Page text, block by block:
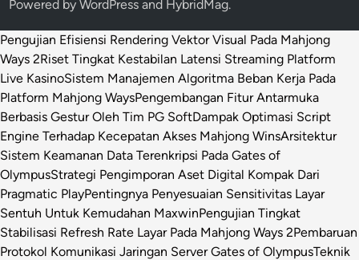
Powered byWordPress and HybridMag.
Pengujian Efisiensi Rendering Vektor Visual Pada Mahjong
Ways 2Riset Tingkat Kestabilan Latensi Streaming Platform
Live KasinoSistem Manajemen Algoritma Beban Kerja Pada
Platform Mahjong WaysPengembangan Fitur Antarmuka
Berbasis Gestur Oleh Tim PG SoftDampak Optimasi Script
Engine Terhadap Kecepatan Akses Mahjong WinsArsitektur
Sistem Keamanan Data Terenkripsi Pada Gates of
OlympusStrategi Pengimporan Aset Digital Kompak Dari
Pragmatic PlayPentingnya Penyesuaian Sensitivitas Layar
Sentuh Untuk Kemudahan MaxwinPengujian Tingkat
Stabilisasi Refresh Rate Layar Pada Mahjong Ways 2Pembaruan
Protokol Komunikasi Jaringan Server Gates of OlympusTeknik